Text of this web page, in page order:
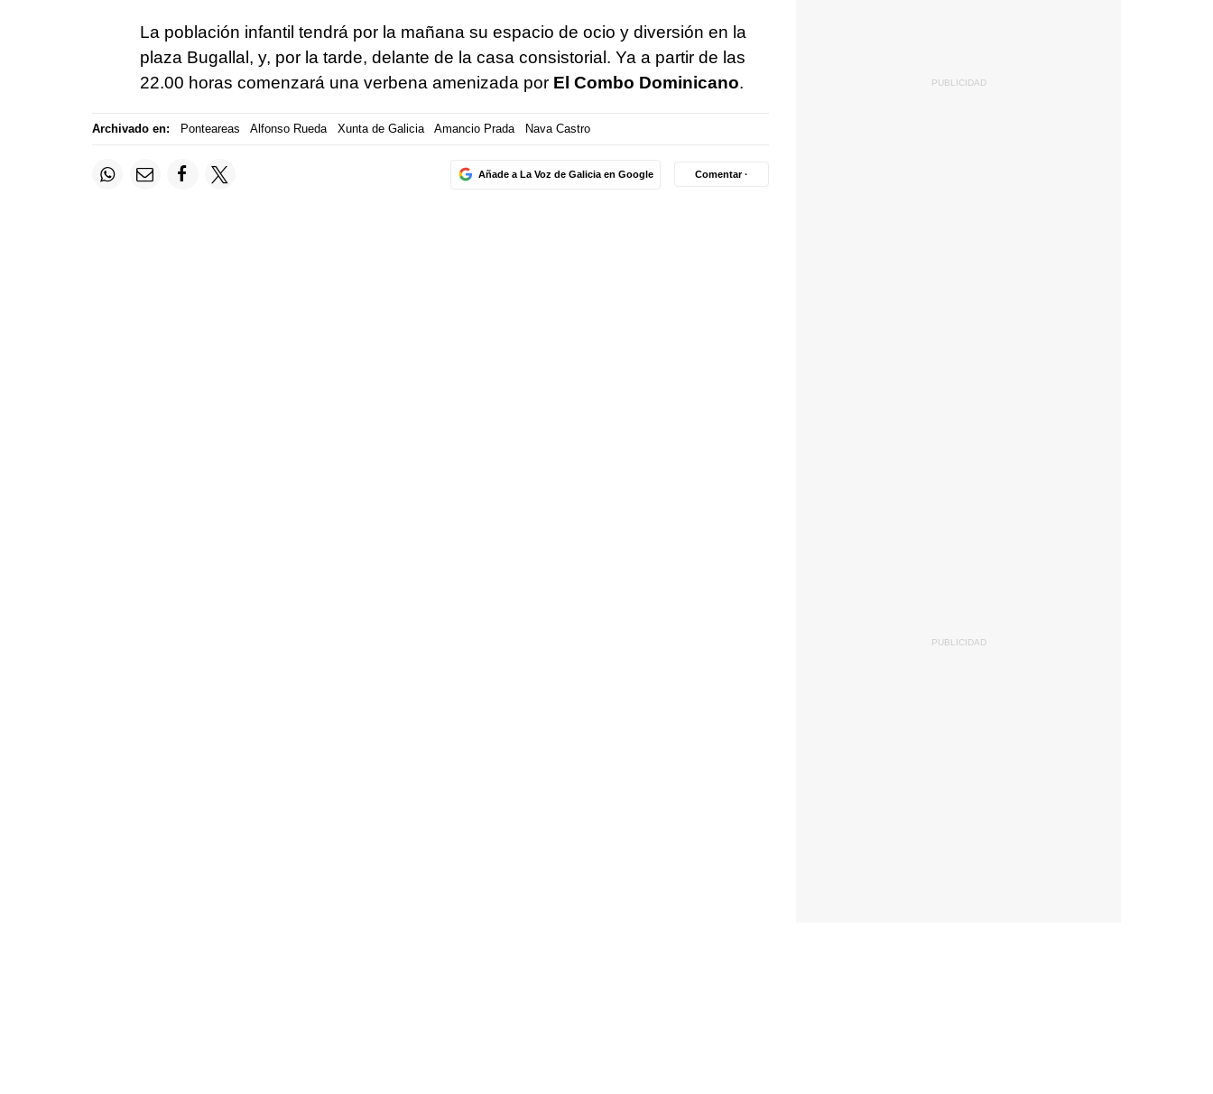
La población infantil tendrá por la mañana su espacio de ocio y diversión en la
plaza Bugallal, y, por la tarde, delante de la casa consistorial. Ya a partir de las
22.00 horas comenzará una verbena amenizada por El Combo Dominicano.
Archivado en: Ponteareas Alfonso Rueda Xunta de Galicia Amancio Prada Nava Castro
Añade a La Voz de Galicia en Google Comentar ·